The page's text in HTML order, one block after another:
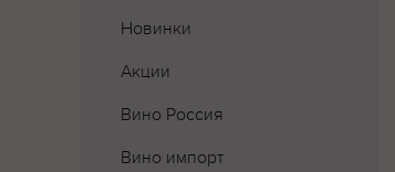
Новинки
Акции
Вино Россия
Вино импорт